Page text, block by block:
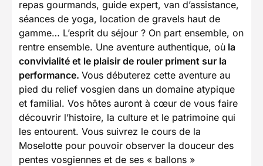
repas gourmands, guide expert, van d’assistance,
séances de yoga, location de gravels haut de
gamme… L’esprit du séjour ? On part ensemble, on
rentre ensemble. Une aventure authentique, où la
convivialité et le plaisir de rouler priment sur la
performance. Vous débuterez cette aventure au
pied du relief vosgien dans un domaine atypique
et familial. Vos hôtes auront à cœur de vous faire
découvrir l’histoire, la culture et le patrimoine qui
les entourent. Vous suivrez le cours de la
Moselotte pour pouvoir observer la douceur des
pentes vosgiennes et de ses « ballons »